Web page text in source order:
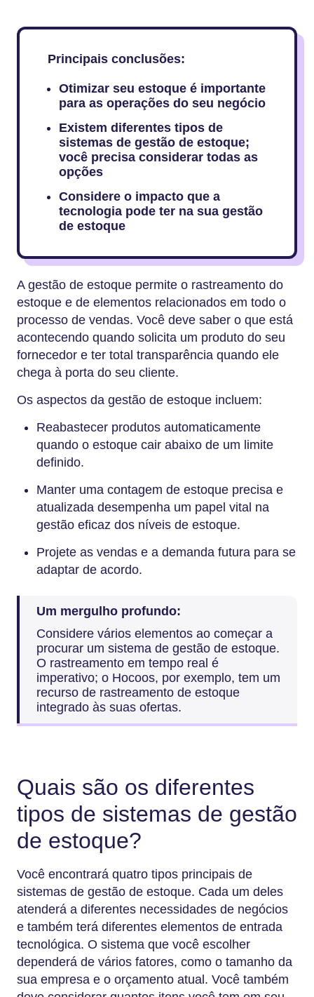
Principais conclusões:
Otimizar seu estoque é importante
para as operações do seu negócio
Existem diferentes tipos de
sistemas de gestão de estoque;
você precisa considerar todas as
opções
Considere o impacto que a
tecnologia pode ter na sua gestão
de estoque
A gestão de estoque permite o rastreamento do
estoque e de elementos relacionados em todo o
processo de vendas. Você deve saber o que está
acontecendo quando solicita um produto do seu
fornecedor e ter total transparência quando ele
chega à porta do seu cliente.
Os aspectos da gestão de estoque incluem:
Reabastecer produtos automaticamente
quando o estoque cair abaixo de um limite
definido.
Manter uma contagem de estoque precisa e
atualizada desempenha um papel vital na
gestão eficaz dos níveis de estoque.
Projete as vendas e a demanda futura para se
adaptar de acordo.
Um mergulho profundo:
Considere vários elementos ao começar a
procurar um sistema de gestão de estoque.
O rastreamento em tempo real é
imperativo; o Hocoos, por exemplo, tem um
recurso de rastreamento de estoque
integrado às suas ofertas.
Quais são os diferentes
tipos de sistemas de gestão
de estoque?
Você encontrará quatro tipos principais de
sistemas de gestão de estoque. Cada um deles
atenderá a diferentes necessidades de negócios
e também terá diferentes elementos de entrada
tecnológica. O sistema que você escolher
dependerá de vários fatores, como o tamanho da
sua empresa e o orçamento atual. Você também